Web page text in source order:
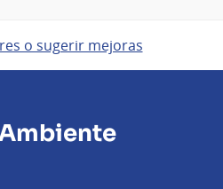
o sugerir mejoras